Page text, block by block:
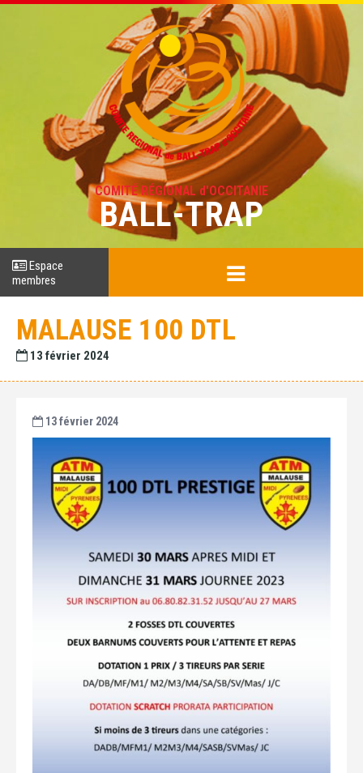
COMITÉ RÉGIONAL d'OCCITANIE
BALL-TRAP
Espace
membres
MALAUSE 100 DTL
13 février 2024
13 février 2024